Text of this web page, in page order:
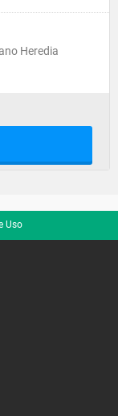
Heredia
Uso